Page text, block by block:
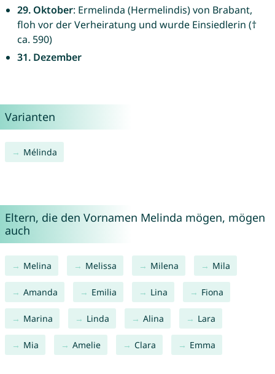
29. Oktober: Ermelinda (Hermelindis) von Brabant,
floh vor der Verheiratung und wurde Einsiedlerin (†
ca. 590)
31. Dezember
Varianten
Mélinda
Eltern, die den Vornamen Melinda mögen, mögen
auch
Melina Melissa Milena Mila
Amanda Emilia Lina Fiona
Marina Linda Alina Lara
Mia Amelie Clara Emma